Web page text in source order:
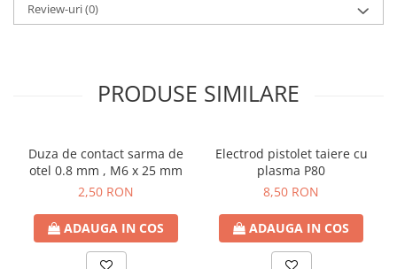
Review-uri(0)
PRODUSE SIMILARE
Duza de contact sarma de
otel 0.8 mm , M6 x 25 mm
2,50 RON
ADAUGA IN COS
Electrod pistolet taiere cu
plasma P80
8,50 RON
ADAUGA IN COS